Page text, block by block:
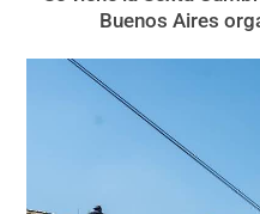
Buenos Aires